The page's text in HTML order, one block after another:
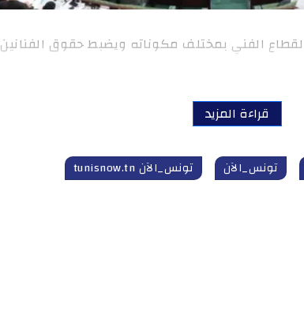
الفني بمختلف مكوناته ويضبط حقوق الفنانين
قراءة المزيد
تونس_الآن تونس_الآن tunisnow.tn